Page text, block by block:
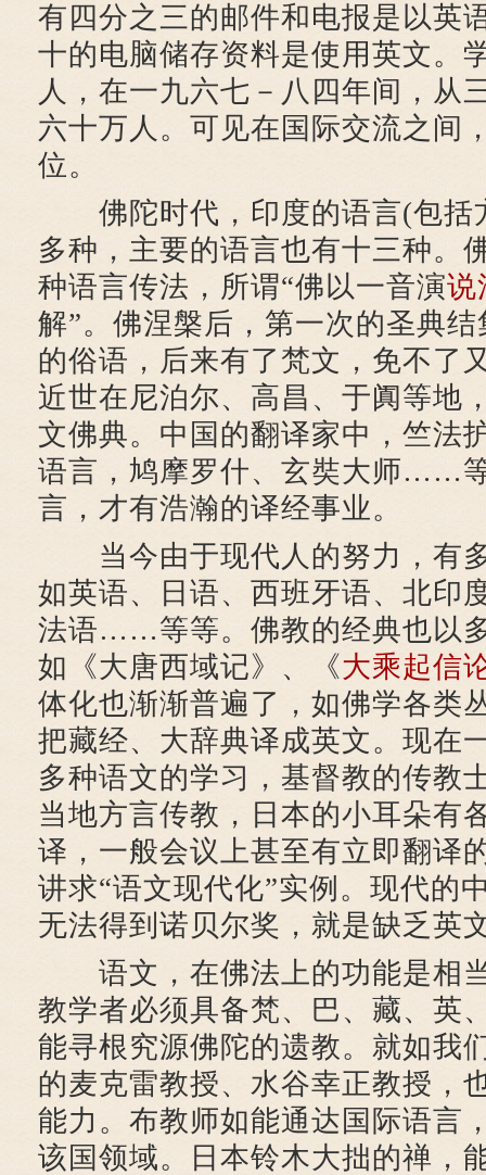
有四分之三的邮件和电报是以英
十的电脑储存资料是使用英文。
人，在一九六七－八四年间，从
六十万人。可见在国际交流之间
位。
佛陀时代，印度的语言(包括
多种，主要的语言也有十三种。
种语言传法，所谓“佛以一音演说
解”。佛涅槃后，第一次的圣典
的俗语，后来有了梵文，免不了
近世在尼泊尔、高昌、于阗等地
文佛典。中国的翻译家中，竺法
语言，鸠摩罗什、玄奘大师……
言，才有浩瀚的译经事业。
当今由于现代人的努力，有
如英语、日语、西班牙语、北印
法语……等等。佛教的经典也以
如《大唐西域记》、《大乘起信
体化也渐渐普遍了，如佛学各类
把藏经、大辞典译成英文。现在
多种语文的学习，基督教的传教
当地方言传教，日本的小耳朵有
译，一般会议上甚至有立即翻译
讲求“语文现代化”实例。现代的
无法得到诺贝尔奖，就是缺乏英
语文，在佛法上的功能是相
教学者必须具备梵、巴、藏、英
能寻根究源佛陀的遗教。就如我
的麦克雷教授、水谷幸正教授，
能力。布教师如能通达国际语言
该国领域。日本铃木大拙的禅，